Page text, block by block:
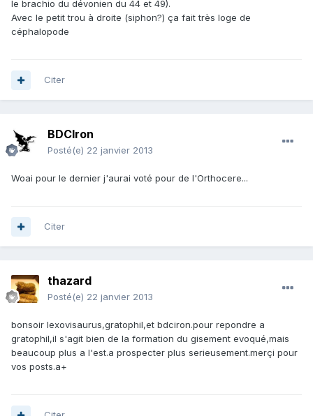
le brachio du dévonien du 44 et 49).
Avec le petit trou à droite (siphon?) ça fait très loge de
céphalopode
Citer
BDCIron
Posté(e) 22 janvier 2013
Woai pour le dernier j'aurai voté pour de l'Orthocere...
Citer
thazard
Posté(e) 22 janvier 2013
bonsoir lexovisaurus,gratophil,et bdciron.pour repondre a
gratophil,il s'agit bien de la formation du gisement evoqué,mais
beaucoup plus a l'est.a prospecter plus serieusement.merçi pour
vos posts.a+